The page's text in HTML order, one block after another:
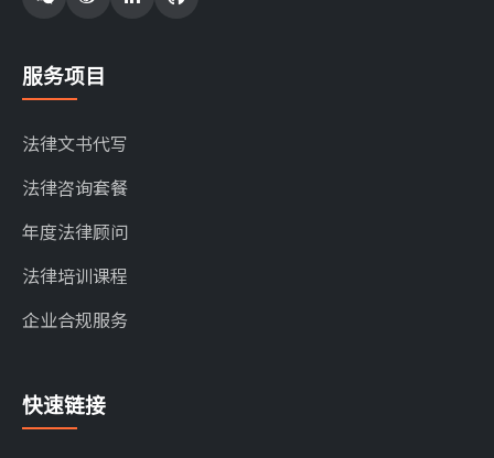
服务项目
法律文书代写
法律咨询套餐
年度法律顾问
法律培训课程
企业合规服务
快速链接